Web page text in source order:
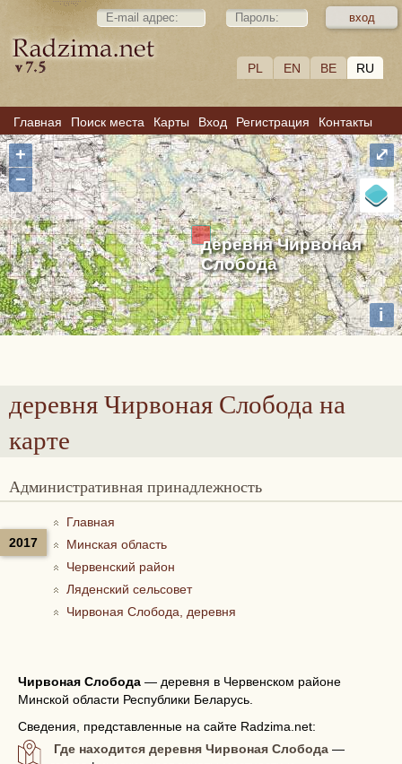
PL EN BE RU
Главная Поиск места Карты Вход Регистрация Контакты
деревня Чирвоная
Слобода
+
−
i
⤢
деревня Чирвоная Слободана
карте
Административная принадлежность
2017
Главная
Минская область
Червенский район
Ляденский сельсовет
Чирвоная Слобода, деревня
Чирвоная Слобода — деревня в Червенском районе
Минской области Республики Беларусь.
Сведения, представленные на сайте Radzima.net:
Где находится деревня Чирвоная Слобода —